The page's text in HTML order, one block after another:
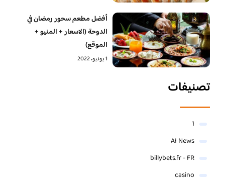
أفضل مطعم سحور رمضان في
الدوحة (الاسعار + المنيو +
الموقع)
1 يونيو، 2022
تصنيفات
1
AI News
billybets.fr - FR
casino